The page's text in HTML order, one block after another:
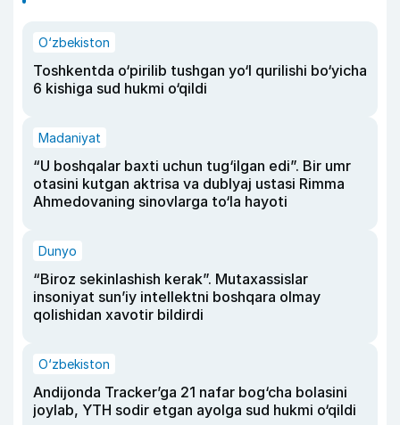
O‘zbekiston
Toshkentda o‘pirilib tushgan yo‘l qurilishi bo‘yicha
6 kishiga sud hukmi o‘qildi
Madaniyat
“U boshqalar baxti uchun tug‘ilgan edi”. Bir umr
otasini kutgan aktrisa va dublyaj ustasi Rimma
Ahmedovaning sinovlarga to‘la hayoti
Dunyo
“Biroz sekinlashish kerak”. Mutaxassislar
insoniyat sun’iy intellektni boshqara olmay
qolishidan xavotir bildirdi
O‘zbekiston
Andijonda Tracker’ga 21 nafar bog‘cha bolasini
joylab, YTH sodir etgan ayolga sud hukmi o‘qildi